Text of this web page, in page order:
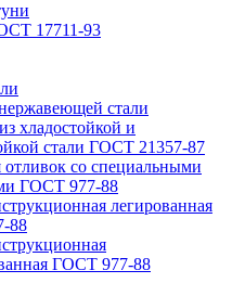
17711-93
стали
хладостойкой и
стали ГОСТ 21357-87
отливок со специальными
ГОСТ 977-88
легированная
88
ГОСТ 977-88